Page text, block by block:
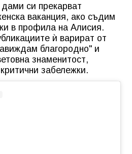
си прекарват
ваканция, ако съдим
в профила на Алисия.
ѝ варират от
благородно" и
знаменитост,
забележки.